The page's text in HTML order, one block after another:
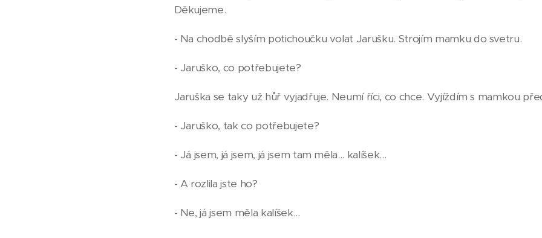
Děkujeme.
- Na chodbě slyším potichoučku volat Jarušku. Strojím mamku do svetru.
- Jaruško, co potřebujete?
Jaruška se taky už hůř vyjadřuje. Neumí říci, co chce. Vyjíždím s mamkou
- Jaruško, tak co potřebujete?
- Já jsem, já jsem, já jsem tam měla... kalíšek...
- A rozlila jste ho?
- Ne, já jsem měla kalíšek...